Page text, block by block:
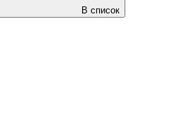
В список